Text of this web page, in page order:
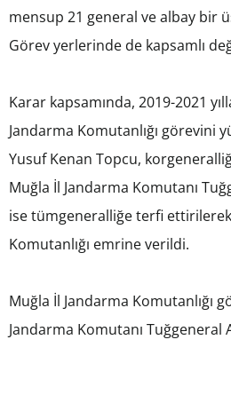
mensup 21 general ve albay bir
Görev yerlerinde de kapsamlı
Karar kapsamında, 2019-2021
Jandarma Komutanlığı görevini
Yusuf Kenan Topcu,
Muğla İl Jandarma Komutanı
ise tümgeneralliğe terfi
Komutanlığı emrine verildi.
Muğla İl Jandarma Komutanlığı
Jandarma Komutanı Tuğgeneral